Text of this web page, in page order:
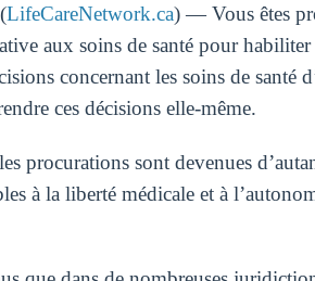
LifeCareNetwork.ca) — Vous êtes
aux soins de santé pour
concernant les soins de santé
ces décisions elle-même.
procurations sont devenues
à la liberté médicale et à